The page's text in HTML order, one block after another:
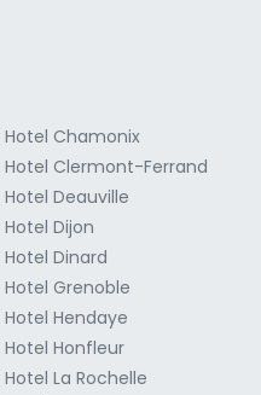
Hotel Chamonix
Hotel Clermont-Ferrand
Hotel Deauville
Hotel Dijon
Hotel Dinard
Hotel Grenoble
Hotel Hendaye
Hotel Honfleur
Hotel La Rochelle